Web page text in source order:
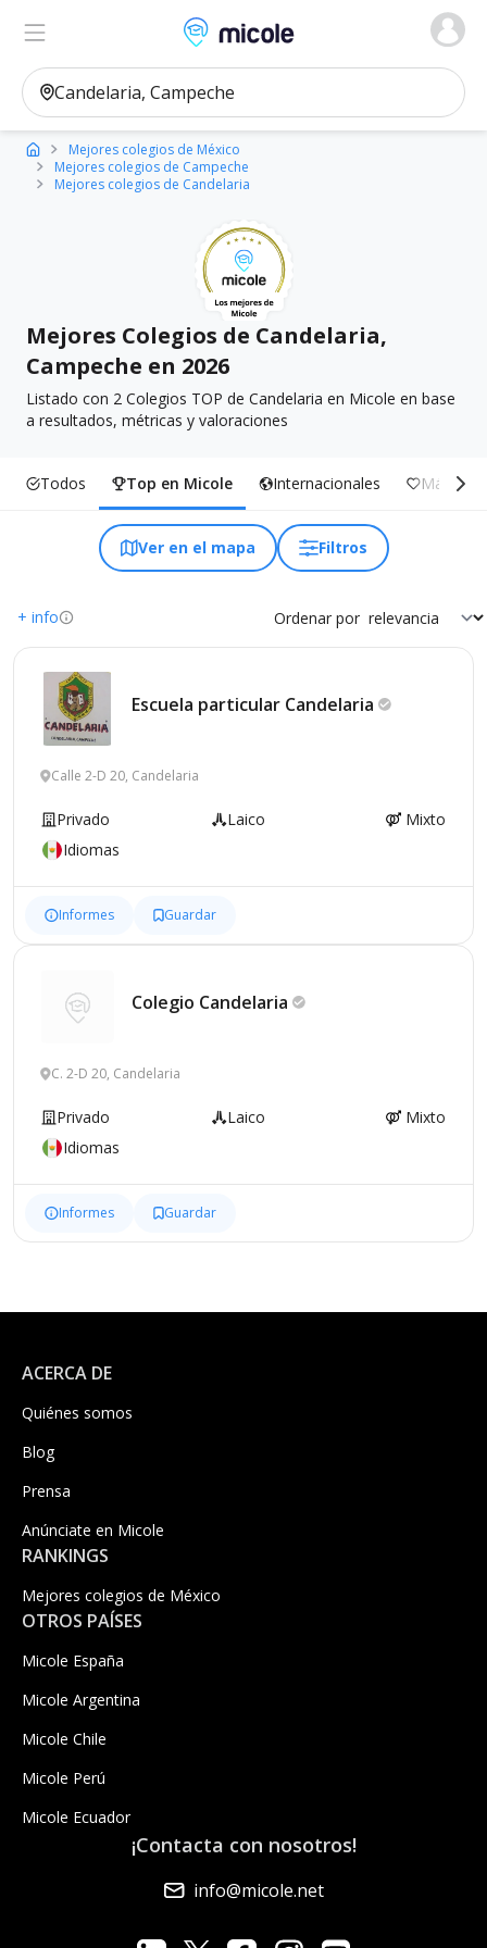
Micole, buscador de colegios
Ver en el mapa
Mejores colegios de México
Mejores colegios de Campeche
Mejores colegios de Candelaria
Mejores Colegios de Candelaria,
Campeche en 2026
Listado con 2 Colegios TOP de Candelaria en Micole en base
a resultados, métricas y valoraciones
Todos Top en Micole Internacionales Más
Ver en el mapa Filtros
+ info Ordenar por
Escuela particular Candelaria
Calle 2-D 20, Candelaria
Privado Laico
Mixto
Idiomas
Informes Guardar
Colegio Candelaria
C. 2-D 20, Candelaria
Privado Laico
Mixto
Idiomas
Informes Guardar
ACERCA DE
Quiénes somos
Blog
Prensa
Anúnciate en Micole
RANKINGS
Mejores colegios de México
OTROS PAÍSES
Micole España
Micole Argentina
Micole Chile
Micole Perú
Micole Ecuador
¡Contacta con nosotros!
info@micole.net